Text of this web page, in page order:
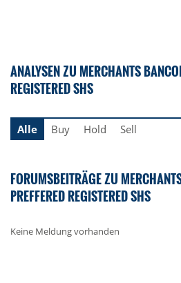
ANALYSEN ZU MERCHANTS
REGISTERED SHS
Alle
Buy Hold Sell
FORUMSBEITRÄGE ZU
PREFFERED REGISTERED SHS
Keine Meldung vorhanden